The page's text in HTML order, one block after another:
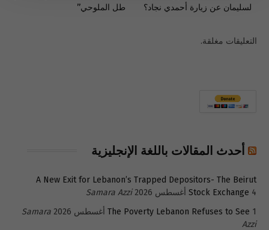
لسليمان عن زيارة أحمدي نجاد؟
طل الملوحي”
التعليقات مغلقة.
أحدث المقالات باللغة الإنجليزية
A New Exit for Lebanon’s Trapped Depositors- The Beirut
Stock Exchange 4 أغسطس 2026
Samara Azzi
The Poverty Lebanon Refuses to See 1 أغسطس 2026
Samara
Azzi